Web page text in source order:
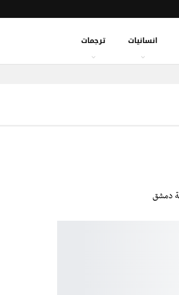
انسانيات ترجمات
دمشق